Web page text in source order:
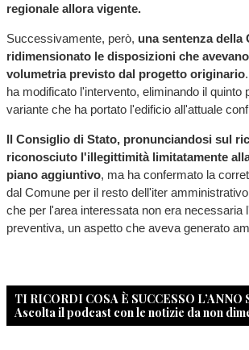
regionale allora vigente.
Successivamente, però, una sentenza della
ridimensionato le disposizioni che
volumetria previsto dal progetto originario
ha modificato l'intervento, eliminando il quinto
variante che ha portato l'edificio all'attuale
Il Consiglio di Stato, pronunciandosi sul
riconosciuto l'illegittimità limitatamente
piano aggiuntivo, ma ha confermato la
dal Comune per il resto dell'iter
che per l'area interessata non era necessaria
preventiva, un aspetto che aveva generato
TI RICORDI COSA È SUCCESSO L’ANNO
Ascolta il podcast con le notizie da non